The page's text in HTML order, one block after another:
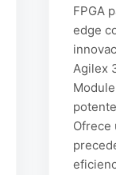
FPGA
edge
Agilex
Ofrece